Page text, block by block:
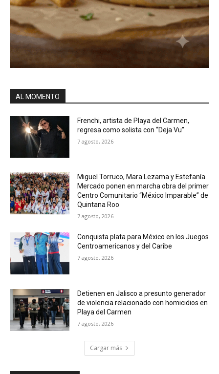
AL MOMENTO
Frenchi, artista de Playa del Carmen,
regresa como solista con “Deja Vu”
7 agosto, 2026
Miguel Torruco, Mara Lezama y Estefanía
Mercado ponen en marcha obra del primer
Centro Comunitario “México Imparable” de
Quintana Roo
7 agosto, 2026
Conquista plata para México en los Juegos
Centroamericanos y del Caribe
7 agosto, 2026
Detienen en Jalisco a presunto generador
de violencia relacionado con homicidios en
Playa del Carmen
7 agosto, 2026
Cargar más